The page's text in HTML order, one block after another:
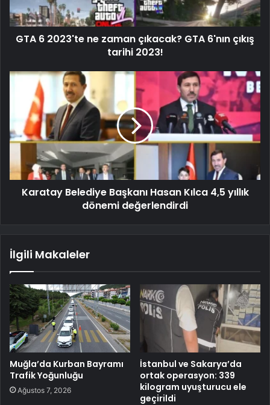
GTA 6 2023'te ne zaman çıkacak? GTA 6'nın çıkış
tarihi 2023!
Karatay Belediye Başkanı Hasan Kılca 4,5 yıllık
dönemi değerlendirdi
İlgili Makaleler
Muğla’da Kurban Bayramı
Trafik Yoğunluğu
Ağustos 7, 2026
İstanbul ve Sakarya’da
ortak operasyon: 339
kilogram uyuşturucu ele
geçirildi